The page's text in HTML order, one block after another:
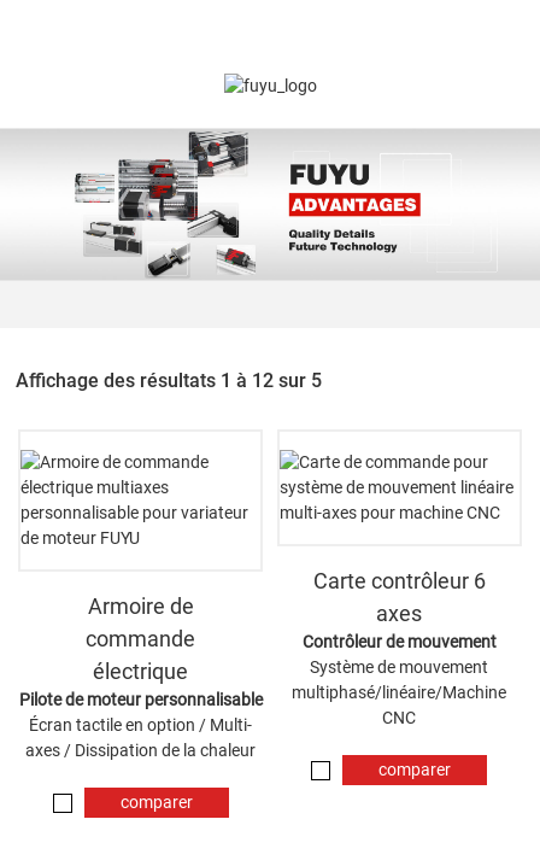
Affichage des résultats 1 à 12 sur 5
Armoire de
commande
électrique
Pilote de moteur personnalisable
Écran tactile en option / Multi-
axes / Dissipation de la chaleur
comparer
Carte contrôleur 6
axes
Contrôleur de mouvement
Système de mouvement
multiphasé/linéaire/Machine
CNC
comparer